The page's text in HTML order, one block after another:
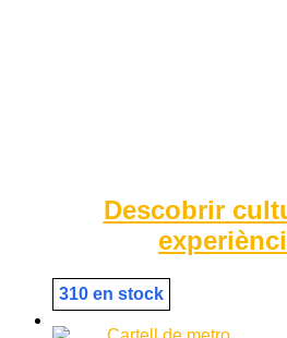
Descobrir
310 en stock